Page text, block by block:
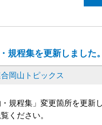
規程集を更新しました。
岡山トピックス
規程集」変更箇所を更新
ください。